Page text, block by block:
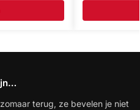
terug, ze bevelen je niet